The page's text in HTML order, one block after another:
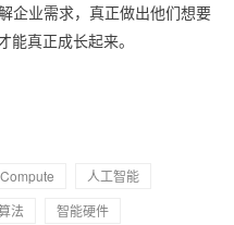
企业需求，真正做出他们想要
真正成长起来。
人工智能
法
智能硬件